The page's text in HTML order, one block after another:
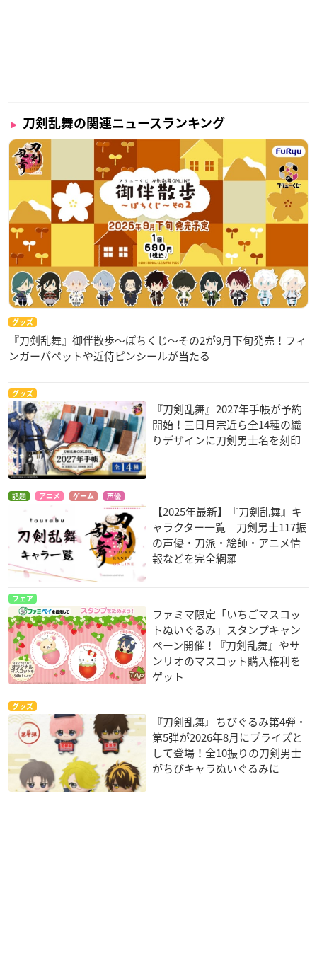
刀剣乱舞の関連ニュースランキング
グッズ
『刀剣乱舞』御伴散歩～ぽちくじ～その2が9月下旬発売！フィ
ンガーパペットや近侍ピンシールが当たる
グッズ
『刀剣乱舞』2027年手帳が予約
開始！三日月宗近ら全14種の織
りデザインに刀剣男士名を刻印
話題 アニメ ゲーム 声優
【2025年最新】『刀剣乱舞』キ
ャラクター一覧｜刀剣男士117振
の声優・刀派・絵師・アニメ情
報などを完全網羅
フェア
ファミマ限定「いちごマスコッ
トぬいぐるみ」スタンプキャン
ペーン開催！『刀剣乱舞』やサ
ンリオのマスコット購入権利を
ゲット
グッズ
『刀剣乱舞』ちびぐるみ第4弾・
第5弾が2026年8月にプライズと
して登場！全10振りの刀剣男士
がちびキャラぬいぐるみに